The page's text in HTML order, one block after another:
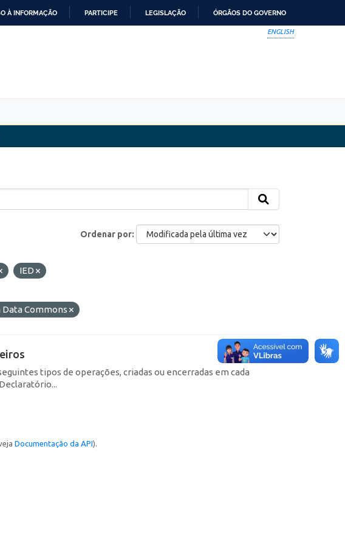
À INFORMAÇÃO PARTICIPE LEGISLAÇÃO ÓRGÃOS DO GOVERNO
ENGLISH
Ordenar por
IED
Data Commons
tipos de operações, criadas ou encerradas em cada
Documentação da API).